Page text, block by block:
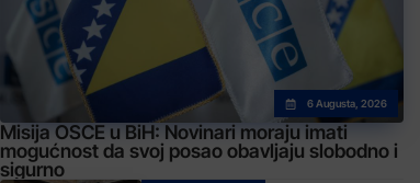
6 Augusta, 2026
Misija OSCE u BiH: Novinari moraju imati
mogućnost da svoj posao obavljaju slobodno i
sigurno